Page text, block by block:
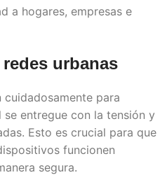
a hogares, empresas e
urbanas
cuidadosamente para
entregue con la tensión y
Esto es crucial para que
funcionen
segura.